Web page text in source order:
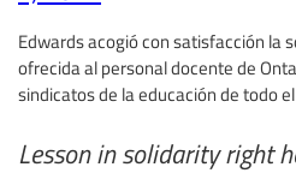
Edwards acogió con satisfacción la
ofrecida al personal docente de
sindicatos de la educación de todo
Lesson in solidarity right